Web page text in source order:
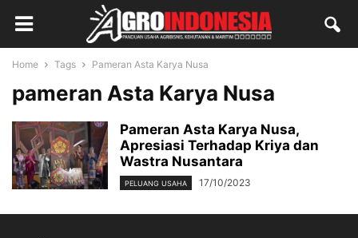
Home Tags Pameran Asta Karya Nusa
pameran Asta Karya Nusa
Pameran Asta Karya Nusa,
Apresiasi Terhadap Kriya dan
Wastra Nusantara
PELUANG USAHA 17/10/2023